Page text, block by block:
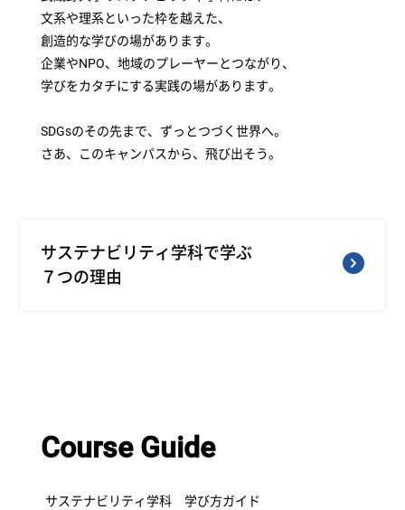
文系や理系といった枠を越えた、
創造的な学びの場があります。
企業やNPO、地域のプレーヤーとつながり、
学びをカタチにする実践の場があります。
SDGsのその先まで、ずっとつづく世界へ。
さあ、このキャンパスから、飛び出そう。
サステナビリティ学科で学ぶ
７つの理由
Course Guide
サステナビリティ学科 学び方ガイド